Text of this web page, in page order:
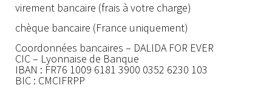
virement bancaire (frais à votre charge)
chèque bancaire (France uniquement)
Coordonnées bancaires – DALIDA FOR EVER
CIC – Lyonnaise de Banque
IBAN : FR76 1009 6181 3900 0352 6230 103
BIC : CMCIFRPP